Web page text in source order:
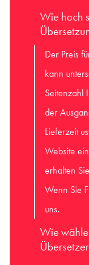
Wie hoch
Der Preis
kann
Seitenzahl
der
Lieferzeit
Website
erhalten
Wenn Sie
uns.
Wie